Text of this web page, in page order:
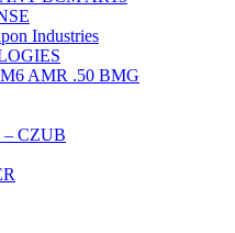
Industries
AMR .50 BMG
– CZUB